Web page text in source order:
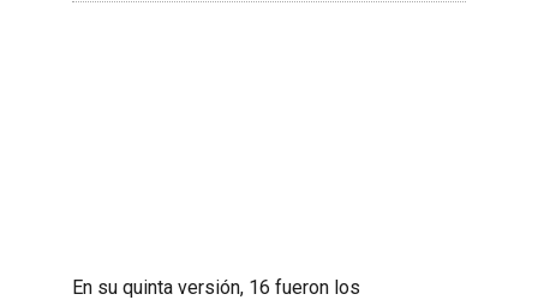
En su quinta versión, 16 fueron los